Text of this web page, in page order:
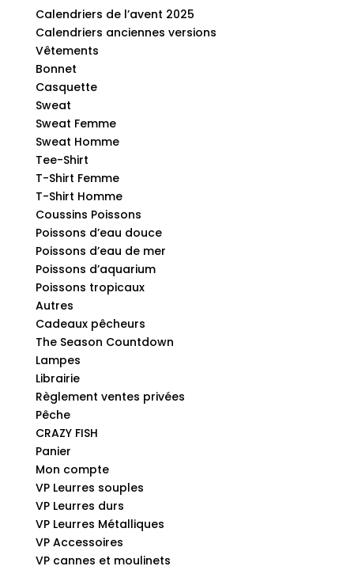
Calendriers de l’avent 2025
Calendriers anciennes versions
Vêtements
Bonnet
Casquette
Sweat
Sweat Femme
Sweat Homme
Tee-Shirt
T-Shirt Femme
T-Shirt Homme
Coussins Poissons
Poissons d’eau douce
Poissons d’eau de mer
Poissons d’aquarium
Poissons tropicaux
Autres
Cadeaux pêcheurs
The Season Countdown
Lampes
Librairie
Règlement ventes privées
Pêche
CRAZY FISH
Panier
Mon compte
VP Leurres souples
VP Leurres durs
VP Leurres Métalliques
VP Accessoires
VP cannes et moulinets